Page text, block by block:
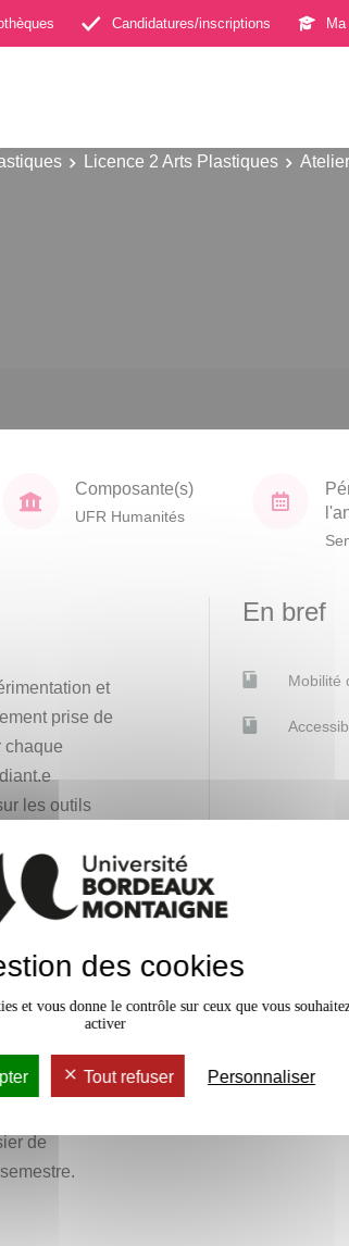
Candidatures/inscriptions Ma
Licence 2 Arts Plastiques
Composante(s)
UFR Humanités
et
prise de
chaque
les outils
de post-
séances
et de
Chaque
d’autres
avec les
avec
de ce
une
de
En bref
Mobilité
des cookies
et vous donne le contrôle sur ceux que vous
activer
Tout refuser Personnaliser